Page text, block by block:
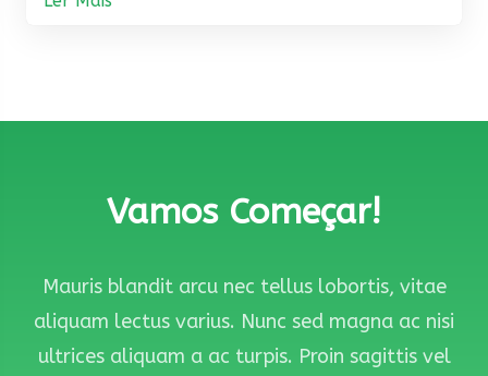
Vamos Começar!
Mauris blandit arcu nec tellus lobortis, vitae
aliquam lectus varius. Nunc sed magna ac nisi
ultrices aliquam a ac turpis. Proin sagittis vel